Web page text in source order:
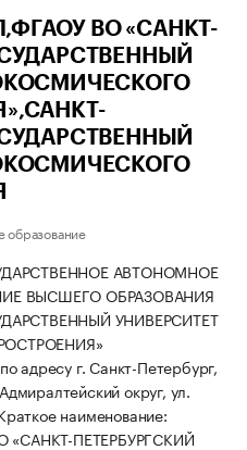
ВО «САНКТ-
образование
АВТОНОМНОЕ
ВЫСШЕГО ОБРАЗОВАНИЯ
УНИВЕРСИТЕТ
адресу г. Санкт-Петербург,
округ, ул.
наименование:
«САНКТ-ПЕТЕРБУРГСКИЙ